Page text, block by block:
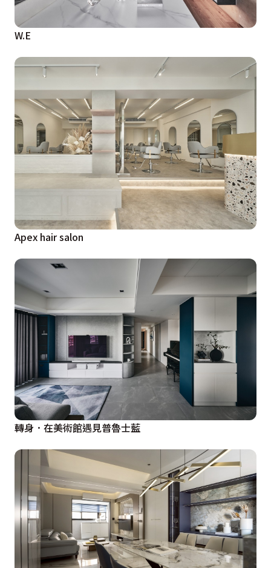
W.E
Apex hair salon
轉身．在美術館遇見普魯士藍